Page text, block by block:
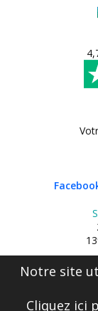
Notre site
Cliquez ici